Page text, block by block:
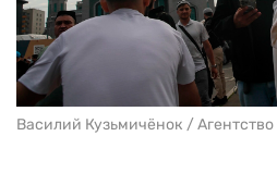
Василий Кузьмичёнок /